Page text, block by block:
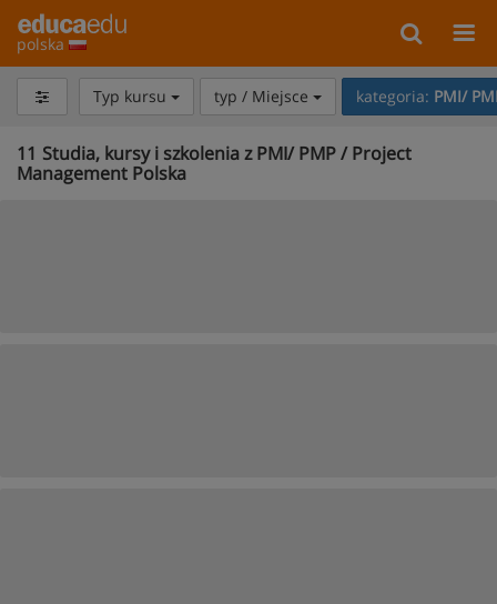
polska
Typ kursu typ / Miejsce kategoria: PMI/
11 Studia, kursy i szkolenia z PMI/ PMP / Project
Management Polska